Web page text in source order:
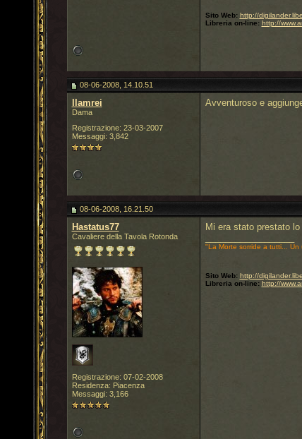
Sito Web: http://
Libreria on-line: http://
08-06-2008, 14.10.51
llamrei
Dama
Registrazione: 23-03-2007
Messaggi: 3,842
Avventuroso e
08-06-2008, 16.21.50
Hastatus77
Cavaliere della Tavola Rotonda
Registrazione: 07-02-2008
Residenza: Piacenza
Messaggi: 3,166
Mi era stato prestato
"La Morte sorride a tutti...
Sito Web: http://
Libreria on-line: http://